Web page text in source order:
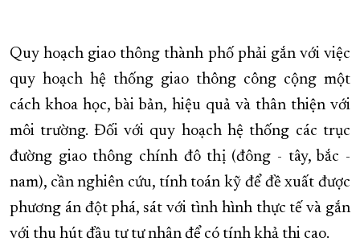
Quy hoạch giao thông thành phố phải gắn với việc
quy hoạch hệ thống giao thông công cộng một
cách khoa học, bài bản, hiệu quả và thân thiện với
môi trường. Đối với quy hoạch hệ thống các trục
đường giao thông chính đô thị (đông - tây, bắc -
nam), cần nghiên cứu, tính toán kỹ để đề xuất được
phương án đột phá, sát với tình hình thực tế và gắn
với thu hút đầu tư tư nhân để có tính khả thi cao.